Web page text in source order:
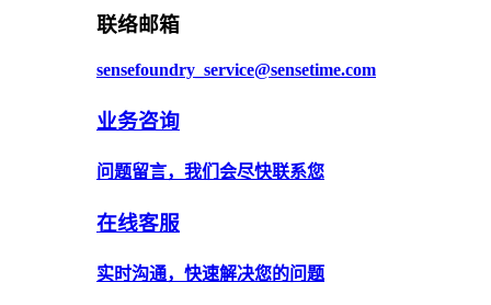
联络邮箱
sensefoundry_service@sensetime.com
业务咨询
问题留言，我们会尽快联系您
在线客服
实时沟通，快速解决您的问题